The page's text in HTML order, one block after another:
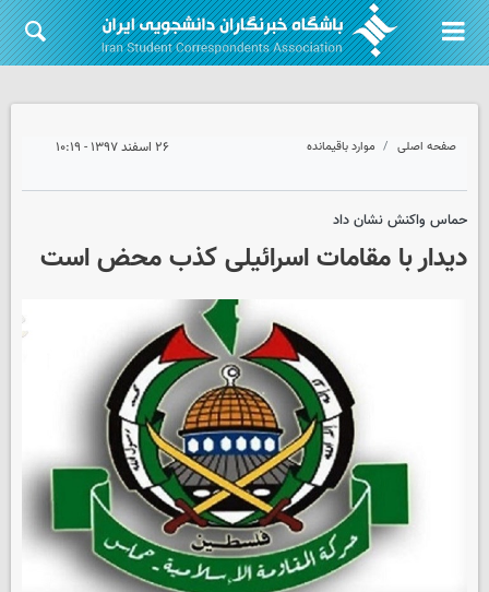
صفحه اصلی موارد باقیمانده ۲۶ اسفند ۱۳۹۷ - ۱۰:۱۹
حماس واکنش نشان داد
دیدار با مقامات اسرائیلی کذب محض است